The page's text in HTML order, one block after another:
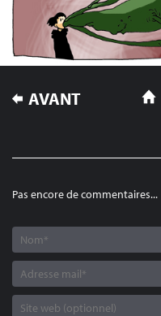
NAVIGATION
DE
AVANT
Pas encore de commentaires...